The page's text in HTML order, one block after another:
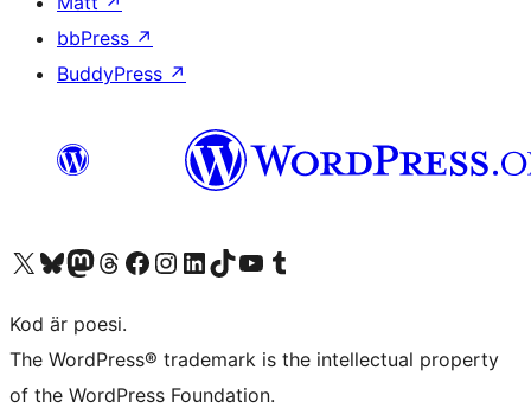
bbPress ↗
BuddyPress ↗
Besök vår X-konto (f.d. Twitter)
Besök vårt Bluesky-konto
Besök vårt Mastodon-konto
Besök vårt Thread-konto
Besök vår Facebook-sidaBesök vårt Instagram-konto
Besök vårt LinkedIn-konto
Besök vårt TikTok-konto
Besök vår YouTube-kanalBesök vårt Tumblr-konto
Kod är poesi.
The WordPress® trademark is the intellectual property
of the WordPress Foundation.